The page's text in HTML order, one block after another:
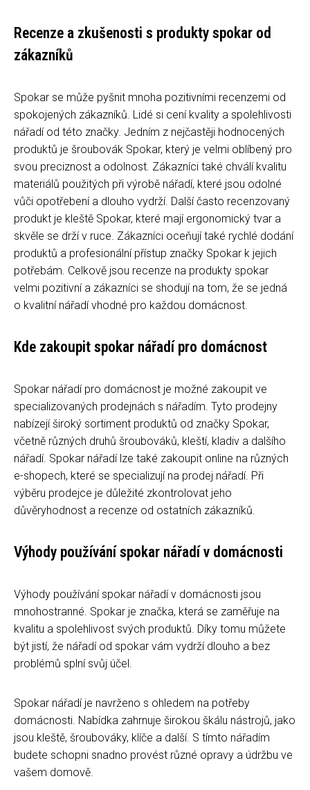
Recenze a zkušenosti s produkty spokar od
zákazníků
Spokar se může pyšnit mnoha pozitivními recenzemi od
spokojených zákazníků. Lidé si cení kvality a spolehlivosti
nářadí od této značky. Jedním z nejčastěji hodnocených
produktů je šroubovák Spokar, který je velmi oblíbený pro
svou preciznost a odolnost. Zákazníci také chválí kvalitu
materiálů použitých při výrobě nářadí, které jsou odolné
vůči opotřebení a dlouho vydrží. Další často recenzovaný
produkt je kleště Spokar, které mají ergonomický tvar a
skvěle se drží v ruce. Zákazníci oceňují také rychlé dodání
produktů a profesionální přístup značky Spokar k jejich
potřebám. Celkově jsou recenze na produkty spokar
velmi pozitivní a zákazníci se shodují na tom, že se jedná
o kvalitní nářadí vhodné pro každou domácnost.
Kde zakoupit spokar nářadí pro domácnost
Spokar nářadí pro domácnost je možné zakoupit ve
specializovaných prodejnách s nářadím. Tyto prodejny
nabízejí široký sortiment produktů od značky Spokar,
včetně různých druhů šroubováků, kleští, kladiv a dalšího
nářadí. Spokar nářadí lze také zakoupit online na různých
e-shopech, které se specializují na prodej nářadí. Při
výběru prodejce je důležité zkontrolovat jeho
důvěryhodnost a recenze od ostatních zákazníků.
Výhody používání spokar nářadí v domácnosti
Výhody používání spokar nářadí v domácnosti jsou
mnohostranné. Spokar je značka, která se zaměřuje na
kvalitu a spolehlivost svých produktů. Díky tomu můžete
být jistí, že nářadí od spokar vám vydrží dlouho a bez
problémů splní svůj účel.
Spokar nářadí je navrženo s ohledem na potřeby
domácnosti. Nabídka zahrnuje širokou škálu nástrojů, jako
jsou kleště, šroubováky, klíče a další. S tímto nářadím
budete schopni snadno provést různé opravy a údržbu ve
vašem domově.